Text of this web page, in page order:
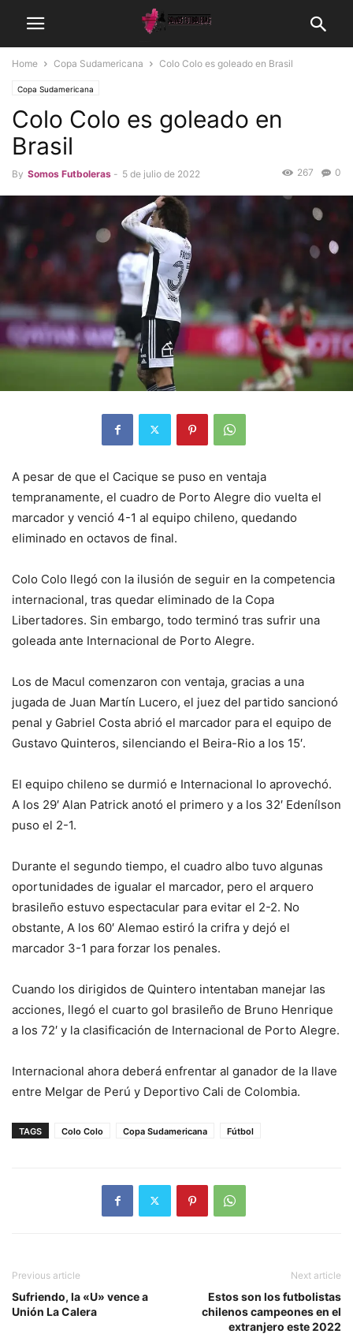
Home Copa Sudamericana Colo Colo es goleado en Brasil
Copa Sudamericana
Colo Colo es goleado en
Brasil
By Somos Futboleras - 5 de julio de 2022 0
267
A pesar de que el Cacique se puso en ventaja
tempranamente, el cuadro de Porto Alegre dio vuelta el
marcador y venció 4-1 al equipo chileno, quedando
eliminado en octavos de final.
Colo Colo llegó con la ilusión de seguir en la competencia
internacional, tras quedar eliminado de la Copa
Libertadores. Sin embargo, todo terminó tras sufrir una
goleada ante Internacional de Porto Alegre.
Los de Macul comenzaron con ventaja, gracias a una
jugada de Juan Martín Lucero, el juez del partido sancionó
penal y Gabriel Costa abrió el marcador para el equipo de
Gustavo Quinteros, silenciando el Beira-Rio a los 15′.
El equipo chileno se durmió e Internacional lo aprovechó.
A los 29′ Alan Patrick anotó el primero y a los 32′ Edenílson
puso el 2-1.
Durante el segundo tiempo, el cuadro albo tuvo algunas
oportunidades de igualar el marcador, pero el arquero
brasileño estuvo espectacular para evitar el 2-2. No
obstante, A los 60′ Alemao estiró la crifra y dejó el
marcador 3-1 para forzar los penales.
Cuando los dirigidos de Quintero intentaban manejar las
acciones, llegó el cuarto gol brasileño de Bruno Henrique
a los 72′ y la clasificación de Internacional de Porto Alegre.
Internacional ahora deberá enfrentar al ganador de la llave
entre Melgar de Perú y Deportivo Cali de Colombia.
TAGS Colo Colo Copa Sudamericana Fútbol
Previous article
Sufriendo, la «U» vence a
Unión La Calera
Next article
Estos son los futbolistas
chilenos campeones en el
extranjero este 2022